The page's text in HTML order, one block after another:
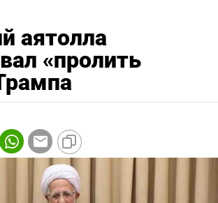
аятолла
«пролить